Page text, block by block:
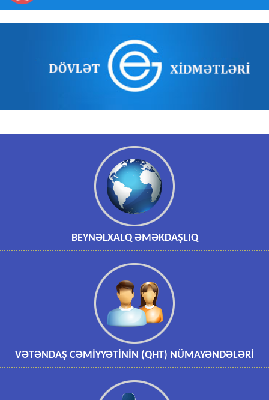
BEYNƏLXALQ ƏMƏKDAŞLIQ
VƏTƏNDAŞ CƏMİYYƏTİNİN (QHT) NÜMAYƏNDƏLƏRİ